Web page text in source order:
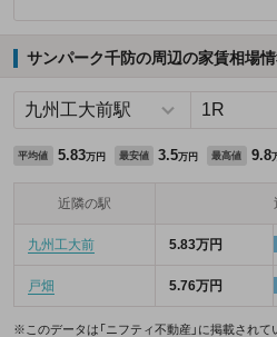
サンパーク千防の周辺の家賃相場
平均値 5.83万円 最安値 3.5万円 最高値 9.8
近隣の駅
九州工大前 5.83万円
戸畑 5.76万円
※このデータは「ニフティ不動産」に掲載されて